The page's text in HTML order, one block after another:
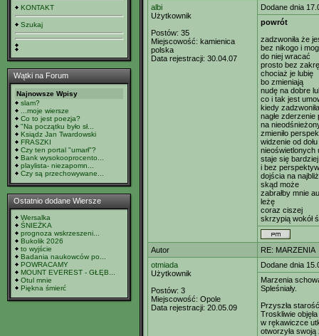
KONTAKT
Szukaj
Wątki na Forum
Najnowsze Wpisy
slam?
...moje wiersze
Co to jest poezja?
"Na początku było sł...
Ksiądz Jan Twardowski
FRASZKI
Czy ten portal "umarł"?
Bank wysokooprocento...
playlista- niezapomn...
Czy są przechowywane...
Ostatnio dodane Wiersze
Wersalka
ŚNIEŻKA
prognoza wskrzeszeni...
Bukolik 2026
to wyjście
Badania naukowców po...
POWRACAMY
MOUNT EVEREST - GŁĘB...
Otul mnie
Piękna śmierć
albi
Użytkownik
Postów: 35
Miejscowość: kamienica
polska
Data rejestracji: 30.04.07
Dodane dnia
powrót
zadzwoniła że
bez nikogo i
do niej wracać
prosto bez
chociaż je lubię
bo zmieniają
nudę na dobre
co i tak jest
kiedy zadzwoniła
nagłe zderzenie
na
zmieniło
widzenie od
nieoświetlonych
staje się
i bez
dojścia na
skąd może
zabrałby mnie
leżę
coraz ciszej
skrzypią wokół
Autor
RE: MARZENIA
otmiada
Użytkownik
Postów: 3
Miejscowość: Opole
Data rejestracji: 20.05.09
Dodane dnia
Marzenia
Spleśniały.
Przyszła
Troskliwie
w rękawiczce
otworzyła